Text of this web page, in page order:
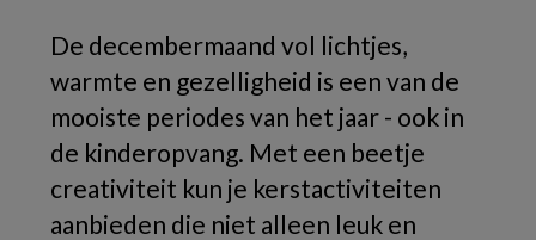
De decembermaand vol lichtjes,
warmte en gezelligheid is een van de
mooiste periodes van het jaar - ook in
de kinderopvang. Met een beetje
creativiteit kun je kerstactiviteiten
aanbieden die niet alleen leuk en